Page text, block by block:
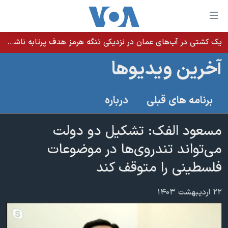
لینکهای
قابل
دسترسی
جهش
اصلی
جهش
به
اصلی
جهش
جستجو
خانه
نسخه سبک وب‌سایت
آمریکا
جهان
ورزشی
ویژه برنامه‌ها
برنامه های تلویزیونی
جدول برنامه ها
صفحه‌های ویژه
جام جهانی ۲۰۲۶
۲۵۰سالگی آمریکا
فرکانس‌های صدای آمریکا
یک کشتی در آب‌های عمان در نزدیکی تنگه هرمز هدف پرتابه ناشناس قرار گرفت
آخرین ویدیوها
برنامه های قبلی درباره
مسعود الفک: تشکیل دو دولت
می‌تواند تندروی‌ها در موضوعات
فلسطینی را متوقف کند
۲۲ اردیبهشت ۱۴۰۳